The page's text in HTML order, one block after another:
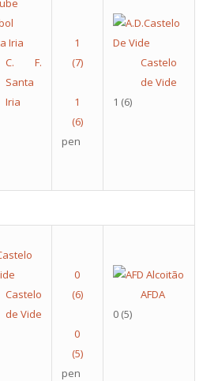
C. F.
Santa
Iria
pen
Castelo
de Vide
1 (6)
Castelo
de Vide
pen
AFDA
0 (5)